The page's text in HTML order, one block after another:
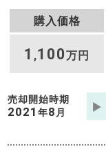
購入価格
1 ,100万円
売却開始時期
2021年8 月